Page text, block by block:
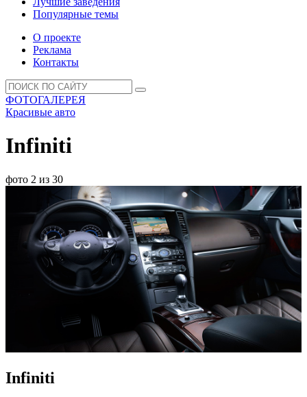
Популярные темы
О проекте
Реклама
Контакты
ФОТОГАЛЕРЕЯ
Красивые авто
Infiniti
фото 2 из 30
Infiniti